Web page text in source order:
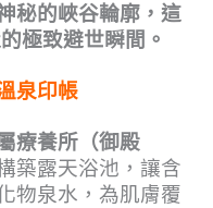
秘的峽谷輪廓，這
極致避世瞬間。
泉印帳
療養所（御殿
築露天浴池，讓含
物泉水，為肌膚覆